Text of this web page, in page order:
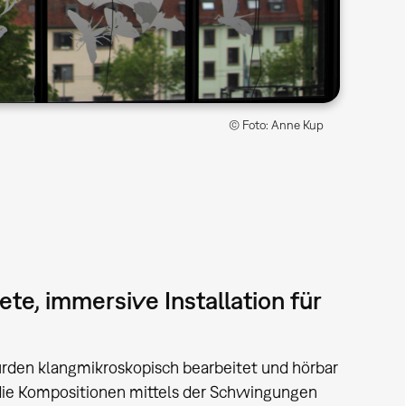
© Foto: Anne Kup
immersive Installation für
klangmikroskopisch bearbeitet und hörbar
Kompositionen mittels der Schwingungen